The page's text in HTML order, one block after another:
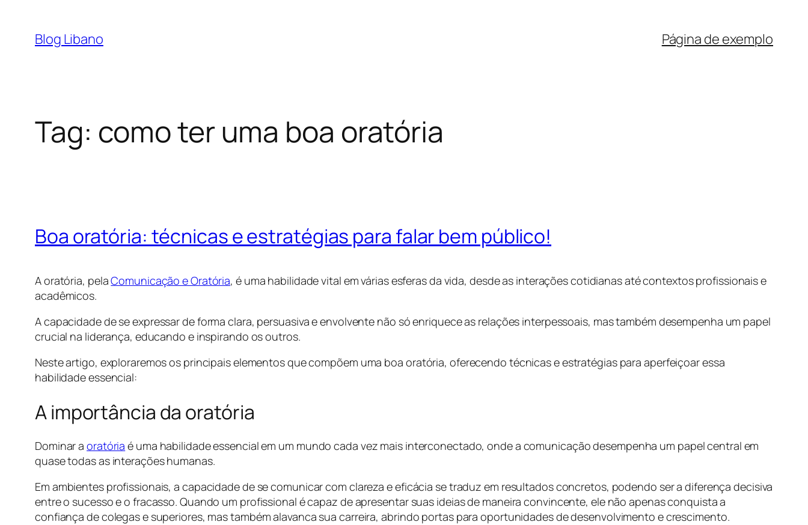
Blog Libano Página de exemplo
Tag: como ter uma boa oratória
Boa oratória: técnicas e estratégias para falar bem público!
A oratória, pelaComunicação e Oratória, é uma habilidade vital em várias esferas da vida, desde as interações cotidianas até contextos profissionais e
acadêmicos.
A capacidade de se expressar de forma clara, persuasiva e envolvente não só enriquece as relações interpessoais, mas também desempenha um papel
crucial na liderança, educando e inspirando os outros.
Neste artigo, exploraremos os principais elementos que compõem uma boa oratória, oferecendo técnicas e estratégias para aperfeiçoar essa
habilidade essencial:
A importância da oratória
Dominar aoratória é uma habilidade essencial em um mundo cada vez mais interconectado, onde a comunicação desempenha um papel central em
quase todas as interações humanas.
Em ambientes profissionais, a capacidade de se comunicar com clareza e eficácia se traduz em resultados concretos, podendo ser a diferença decisiva
entre o sucesso e o fracasso. Quando um profissional é capaz de apresentar suas ideias de maneira convincente, ele não apenas conquista a
confiança de colegas e superiores, mas também alavanca sua carreira, abrindo portas para oportunidades de desenvolvimento e crescimento.